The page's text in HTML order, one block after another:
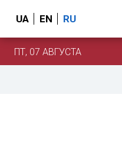
UA EN RU
ПТ, 07 АВГУСТА